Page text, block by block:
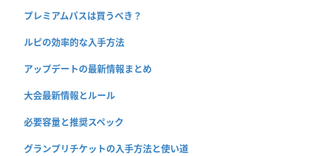
プレミアムパスは買うべき？
ルピの効率的な入手方法
アップデートの最新情報まとめ
大会最新情報とルール
必要容量と推奨スペック
グランプリチケットの入手方法と使い道